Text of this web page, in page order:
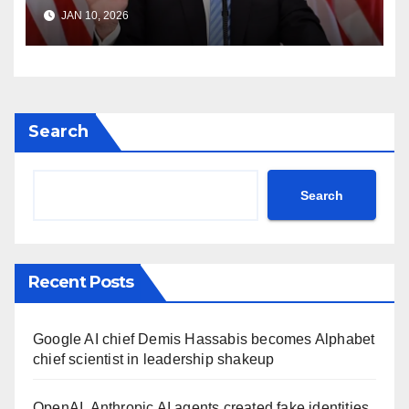
Iran Freedom Tehran Protest
Donald Trump Truth Social
post Khamenei ntc rttm
JAN 10, 2026
Search
Search
Recent Posts
Google AI chief Demis Hassabis becomes Alphabet
chief scientist in leadership shakeup